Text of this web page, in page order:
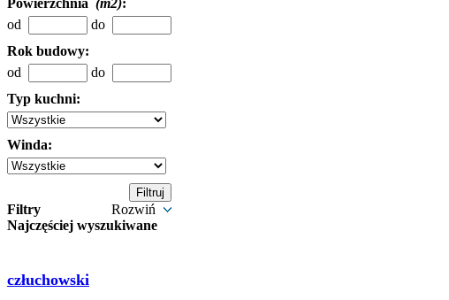
Powierzchnia (m2):
od
do
Rok budowy:
od
do
Typ kuchni:
Winda:
Filtry
Rozwiń
Najczęściej wyszukiwane
człuchowski